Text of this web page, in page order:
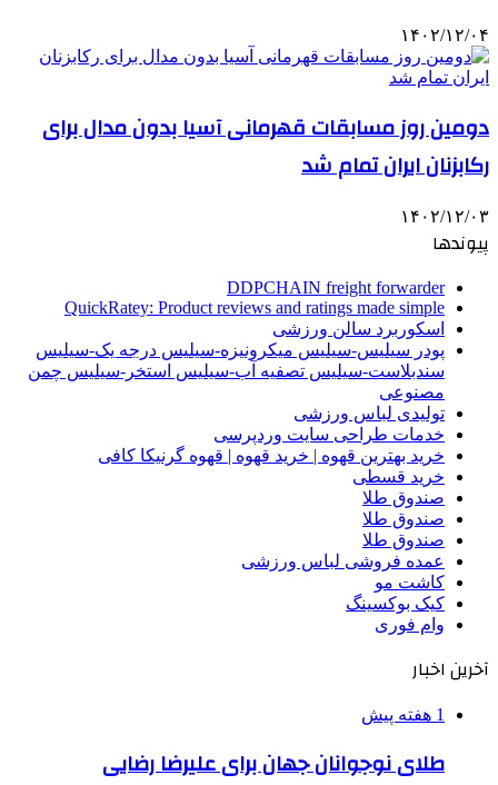
۱۴۰۲/۱۲/۰۴
دومین روز مسابقات قهرمانی آسیا بدون مدال برای
رکابزنان ایران تمام شد
۱۴۰۲/۱۲/۰۳
پیوندها
DDPCHAIN freight forwarder
QuickRatey: Product reviews and ratings made simple
اسکوربرد سالن ورزشی
پودر سیلیس-سیلیس میکرونیزه-سیلیس درجه یک-سیلیس
سندبلاست-سیلیس تصفیه آب-سیلیس استخر-سیلیس چمن
مصنوعی
تولیدی لباس ورزشی
خدمات طراحی سایت وردپرسی
خرید بهترین قهوه | خرید قهوه | قهوه گرنیکا کافی
خرید قسطی
صندوق طلا
صندوق طلا
صندوق طلا
عمده فروشی لباس ورزشی
کاشت مو
کیک بوکسینگ
وام فوری
آخرین اخبار
1 هفته پیش
طلای نوجوانان جهان برای علیرضا رضایی